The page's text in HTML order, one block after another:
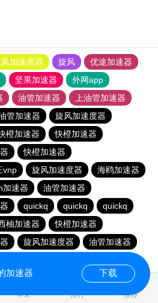
加速度器 旋风
优途加速器
坚果加速器
外网app
油管加速器
上油管加速器
管加速器
旋风加速度器
橙加速器
快橙加速器
快橙加速器
vnp 旋风加速度器
海鸥加速器
加速器
油管加速器
quickq quickq
quickq
柚加速器
快橙加速器
旋风加速度器
油管加速器
苹果 排行 推荐
加速器 下载
0.211085s